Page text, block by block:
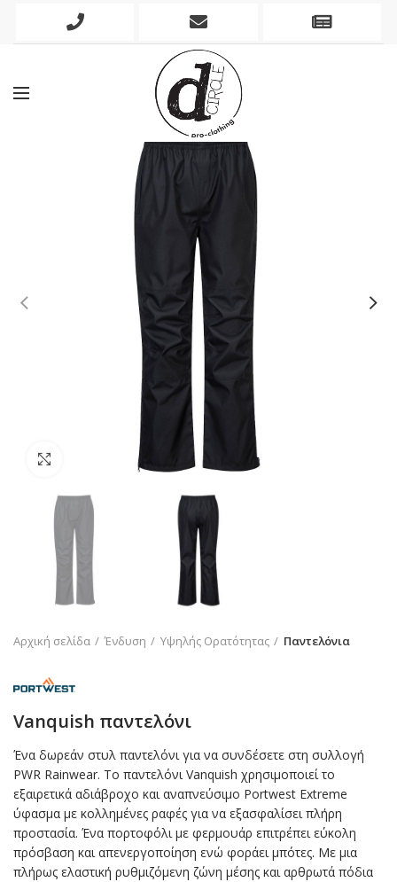
Phone
Mobile
Click to enlarge
Αρχική σελίδα Ένδυση Υψηλής Ορατότητας Παντελόνια
Vanquish παντελόνι
Ένα δωρεάν στυλ παντελόνι για να συνδέσετε στη συλλογή
PWR Rainwear. Το παντελόνι Vanquish χρησιμοποιεί το
εξαιρετικά αδιάβροχο και αναπνεύσιμο Portwest Extreme
ύφασμα με κολλημένες ραφές για να εξασφαλίσει πλήρη
προστασία. Ένα πορτοφόλι με φερμουάρ επιτρέπει εύκολη
πρόσβαση και απενεργοποίηση ενώ φοράει μπότες. Με μια
πλήρως ελαστική ρυθμιζόμενη ζώνη μέσης και αρθρωτά πόδια